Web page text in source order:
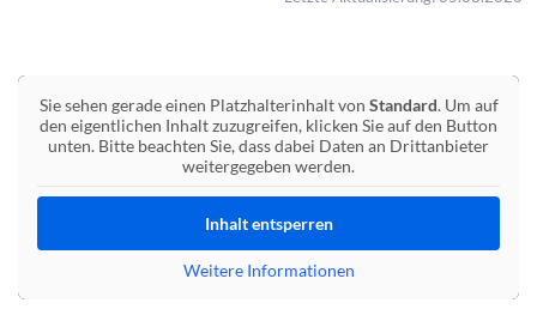
Sie sehen gerade einen Platzhalterinhalt von Standard. Um auf
den eigentlichen Inhalt zuzugreifen, klicken Sie auf den Button
unten. Bitte beachten Sie, dass dabei Daten an Drittanbieter
weitergegeben werden.
Inhalt entsperren
Weitere Informationen